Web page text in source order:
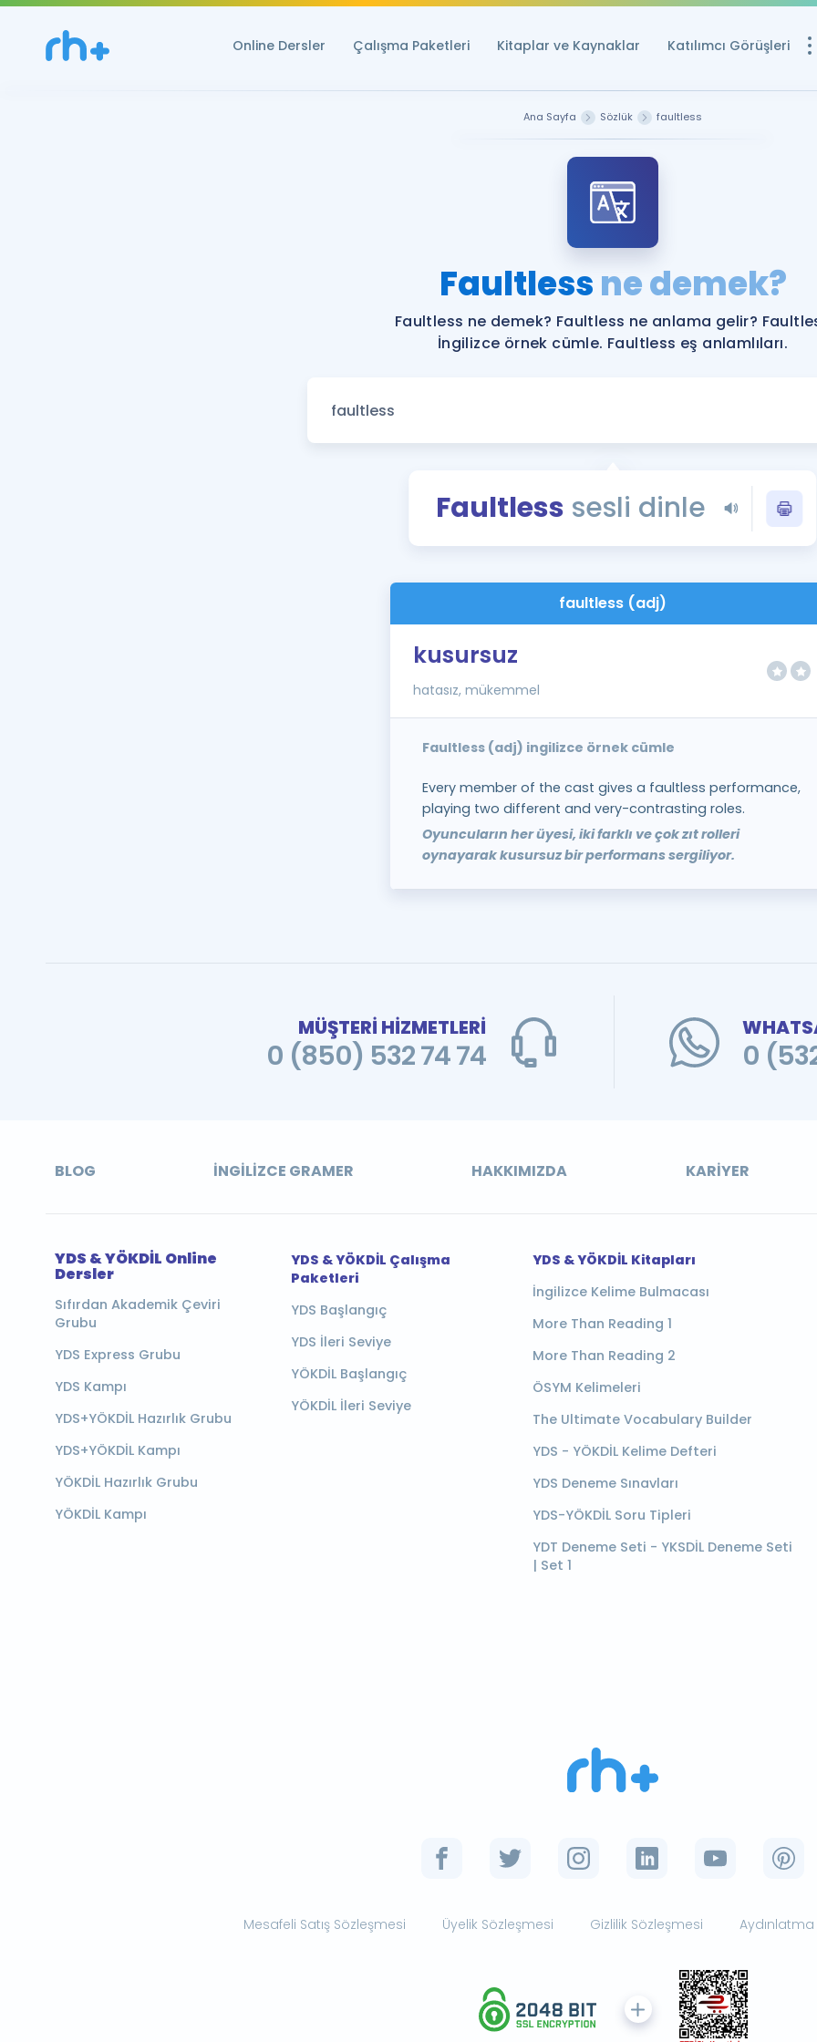
Online Dersler Çalışma Paketleri Kitaplar ve Kaynaklar Katılımcı Görüşleri
YDS ve YÖKDİL
YDS ve YÖKDİL'e
Tüm ÖSYM
YDS - YÖKDİL
İngilizce Gramer
Ana Sayfa Sözlük faultless
Faultlessne demek?
Faultless ne demek? Faultless ne anlama gelir?
İngilizce örnek cümle. Faultless eş anlamlıları.
Faultless sesli dinle
faultless (adj)
kusursuz
hatasız, mükemmel
Faultless (adj) ingilizce örnek cümle
Every member of the cast gives a faultless performance,
playing two different and very-contrasting roles.
Oyuncuların her üyesi, iki farklı ve çok zıt rolleri
oynayarak kusursuz bir performans sergiliyor.
MÜŞTERİ HİZMETLERİ
0 (850) 532 74 74 0
BLOG İNGILIZCE GRAMER HAKKIMIZDA KARIYER
YDS & YÖKDİL Online
Dersler
Sıfırdan Akademik Çeviri
Grubu
YDS Express Grubu
YDS Kampı
YDS+YÖKDİL Hazırlık Grubu
YDS+YÖKDİL Kampı
YÖKDİL Hazırlık Grubu
YÖKDİL Kampı
YDS & YÖKDİL Çalışma
Paketleri
YDS Başlangıç
YDS İleri Seviye
YÖKDİL Başlangıç
YÖKDİL İleri Seviye
YDS & YÖKDİL Kitapları
İngilizce Kelime Bulmacası
More Than Reading 1
More Than Reading 2
ÖSYM Kelimeleri
The Ultimate Vocabulary Builder
YDS - YÖKDİL Kelime Defteri
YDS Deneme Sınavları
YDS-YÖKDİL Soru Tipleri
YDT Deneme Seti - YKSDİL Deneme Seti
| Set 1
Mesafeli Satış Sözleşmesi Üyelik Sözleşmesi Gizlilik Sözleşmesi